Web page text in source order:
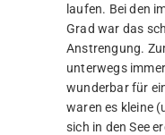
laufen. Bei den
Grad war das
Anstrengung.
unterwegs
wunderbar für
waren es kleine
sich in den See